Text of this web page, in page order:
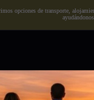
opciones de transporte,